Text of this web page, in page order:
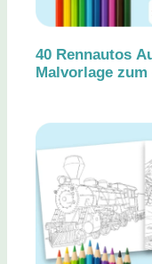
40 Rennautos
Malvorlage